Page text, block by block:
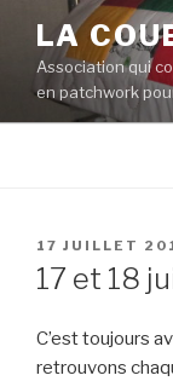
contenu
principal
LA
Association qui
en patchwork
PUBLIÉ
LE
17 JUILLET
17 et 18
C’est toujours
retrouvons